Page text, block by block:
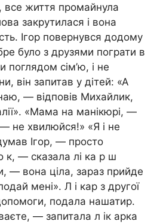
все життя промайнула
закрутилася і вона
Ігор повернувся додому
було з друзями пограти в
поглядом сім’ю, і не
він запитав у дітей: «А
— відповів Михайлик,
«Мама на манікюрі, —
не хвилюйся!» «Я і не
Ігор, — просто
к, — сказала лі ка р ш
— вона ціла, зараз прийде
мені». Л і кар з другої
подала нашатир.
— запитала л ік арка